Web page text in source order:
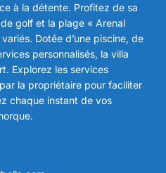
à la détente. Profitez de sa
golf et la plage « Arenal
Dotée d’une piscine, de
personnalisés, la villa
Explorez les services
la propriétaire pour faciliter
chaque instant de vos